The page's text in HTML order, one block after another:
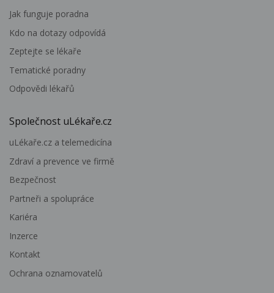
Jak funguje poradna
Kdo na dotazy odpovídá
Zeptejte se lékaře
Tematické poradny
Odpovědi lékařů
Společnost uLékaře.cz
uLékaře.cz a telemedicína
Zdraví a prevence ve firmě
Bezpečnost
Partneři a spolupráce
Kariéra
Inzerce
Kontakt
Ochrana oznamovatelů